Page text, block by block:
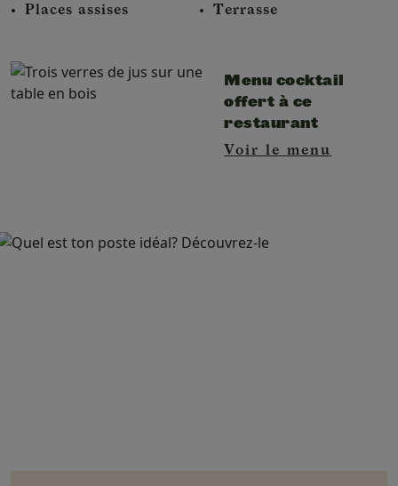
Places assises
Terrasse
Menu cocktail
offert à ce
restaurant
Voir le menu